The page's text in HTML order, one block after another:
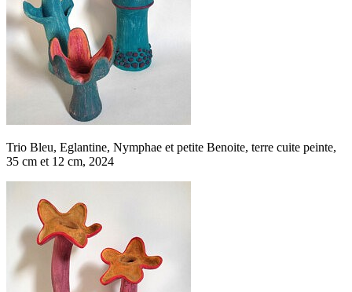
Trio Bleu, Eglantine, Nymphae et petite Benoite, terre cuite peinte,
35 cm et 12 cm, 2024